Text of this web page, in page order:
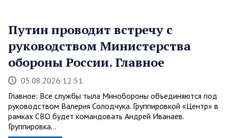
Путин проводит встречу с
руководством Министерства
обороны России. Главное
05.08.2026 12:51
Главное: Все службы тыла Минобороны объединяются под
руководством Валерия Солодчука. Группировкой «Центр» в
рамках СВО будет командовать Андрей Иванаев.
Группировка…